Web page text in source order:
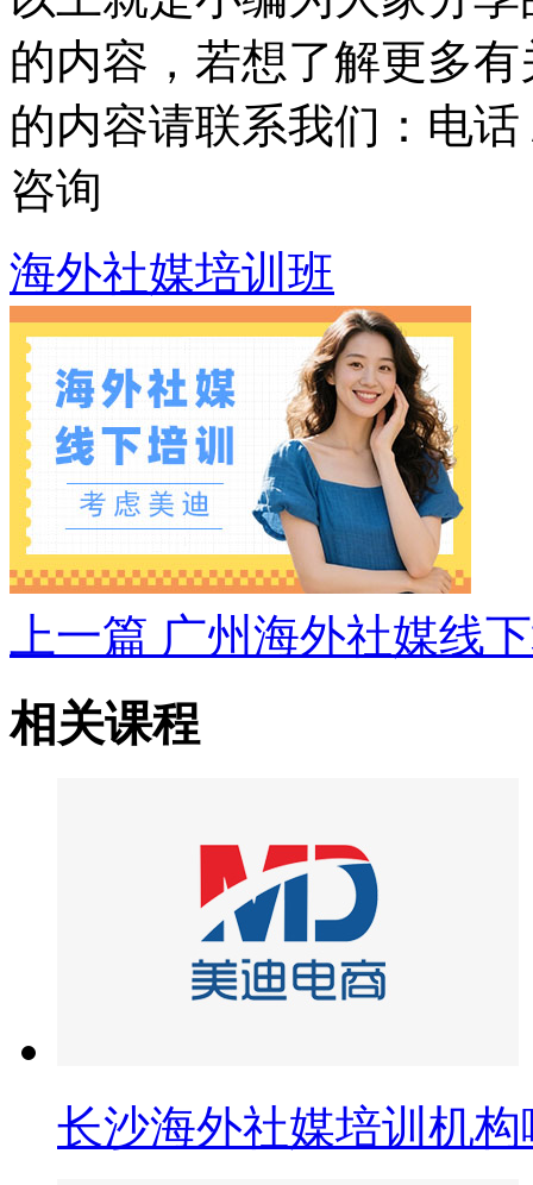
的内容，若想了解更多
的内容请联系我们： 电话
咨询
海外社媒培训班
上一篇 广州海外社媒线
相关课程
长沙海外社媒培训机